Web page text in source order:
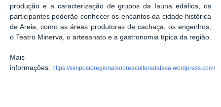
produção e a caracterização de grupos da fauna edáfica, os
participantes poderão conhecer os encantos da cidade histórica
de Areia, como as áreas produtoras de cachaça, os engenhos,
o Teatro Minerva, o artesanato e a gastronomia típica da região.
Mais
informações: https://simposioregionalsobreaculturadafava.wordpress.com/